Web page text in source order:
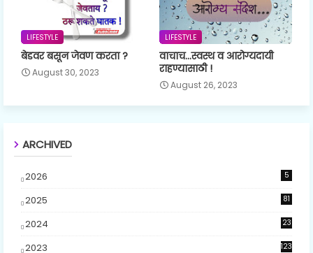
LIFESTYLE
बेडवर बसून जेवण करता ?
August 30, 2023
LIFESTYLE
वाचाच...स्वस्थ व आरोग्यदायी
राहण्यासाठी !
August 26, 2023
ARCHIVED
2026 5
2025 81
2024
23
2023 123